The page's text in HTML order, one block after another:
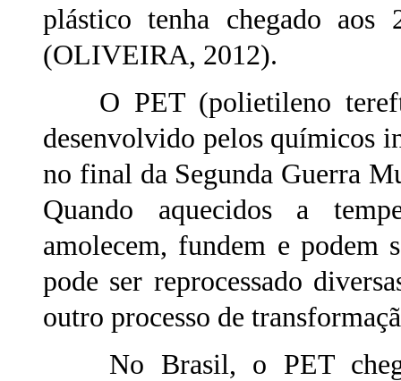
plástico tenha chegado aos
(OLIVEIRA, 2012).
O PET (polietileno
desenvolvido pelos químicos
no final da Segunda Guerra
Quando aquecidos a
amolecem, fundem e podem
pode ser reprocessado
outro processo de
No Brasil, o PET